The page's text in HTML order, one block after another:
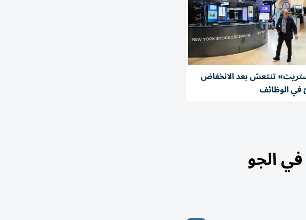
تنتعش بعد الانخفاض
في الوظائف
الجو